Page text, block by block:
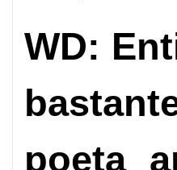
WD:
poeta